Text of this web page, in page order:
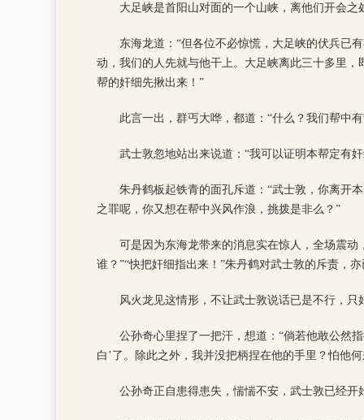
大足峡是首阳山对面的一个山峡，离他们开会
东海龙道：“但各位不必惊慌，大足峡的伏兵已
动，我们的人先就与他干上。大足峡离此三十多里
帮的奸细先揪出来！”
此言一出，群丐大哗，都道：“什么？我们帮中
武士敦忽地站出来说道：“我可以证明本帮定有
朱丹鹤板起铁青的面孔斥道：“武士敦，你离开
之罪呢，你又想在帮中兴风作浪，挑拨是非么？”
可是因为东海龙带来的消息实在惊人，全场震
谁？”“快把奸细指出来！”朱丹鹤对武士敦的斥责，
风火龙见这情形，不让武士敦说话已是不行，
公孙奇心里捏了一把汗，想道：“倘若他敢公然
白’了。除此之外，我并没把柄捏在他的手里？怕他
公孙奇正自患得患失，惴惴不安，武士敦已经开